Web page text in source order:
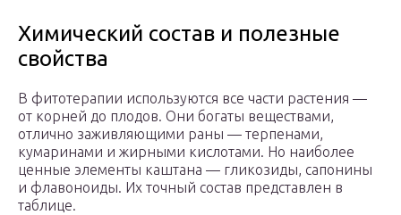
Химический состав и полезные
свойства
В фитотерапии используются все части растения —
от корней до плодов. Они богаты веществами,
отлично заживляющими раны — терпенами,
кумаринами и жирными кислотами. Но наиболее
ценные элементы каштана — гликозиды, сапонины
и флавоноиды. Их точный состав представлен в
таблице.